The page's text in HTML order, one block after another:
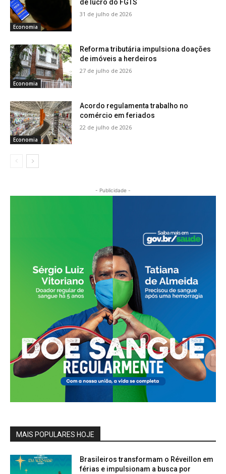
Economia
de lucro do FGTS
31 de julho de 2026
Economia
Reforma tributária impulsiona doações
de imóveis a herdeiros
27 de julho de 2026
Economia
Acordo regulamenta trabalho no
comércio em feriados
22 de julho de 2026
- Publicidade -
MAIS POPULARES HOJE
Brasileiros transformam o Réveillon em
férias e impulsionam a busca por